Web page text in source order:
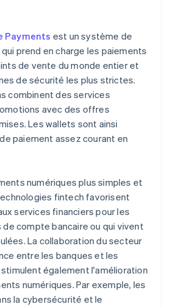
Payments est un système de
prend en charge les paiements
de vente du monde entier et
de sécurité les plus strictes.
combinent des services
avec des offres
Les wallets sont ainsi
paiement assez courant en
numériques plus simples et
fintech favorisent
services financiers pour les
compte bancaire ou qui vivent
La collaboration du secteur
entre les banques et les
également l'amélioration
numériques. Par exemple, les
la cybersécurité et le